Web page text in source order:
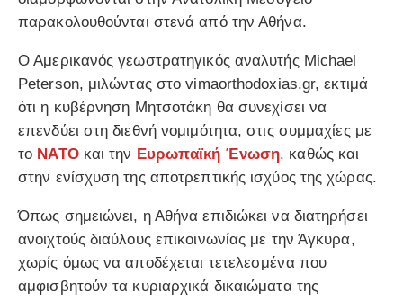
παρακολουθούνται στενά από την Αθήνα.
Ο Αμερικανός γεωστρατηγικός αναλυτής Michael
Peterson, μιλώντας στο vimaorthodoxias.gr, εκτιμά
ότι η κυβέρνηση Μητσοτάκη θα συνεχίσει να
επενδύει στη διεθνή νομιμότητα, στις συμμαχίες με
το ΝΑΤΟκαι την Ευρωπαϊκή Ένωση, καθώς και
στην ενίσχυση της αποτρεπτικής ισχύος της χώρας.
Όπως σημειώνει, η Αθήνα επιδιώκει να διατηρήσει
ανοιχτούς διαύλους επικοινωνίας με την Άγκυρα,
χωρίς όμως να αποδέχεται τετελεσμένα που
αμφισβητούν τα κυριαρχικά δικαιώματα της